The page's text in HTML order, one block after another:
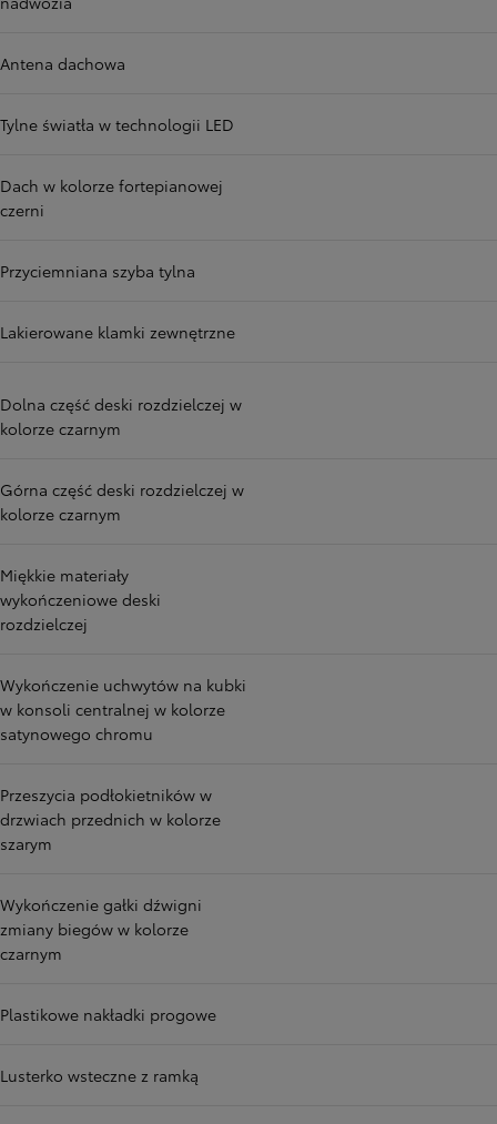
Antena dachowa
Tylne światła w technologii LED
Dach w kolorze fortepianowej
czerni
Przyciemniana szyba tylna
Lakierowane klamki zewnętrzne
Dolna część deski rozdzielczej w
kolorze czarnym
Górna część deski rozdzielczej w
kolorze czarnym
Miękkie materiały
wykończeniowe deski
rozdzielczej
Wykończenie uchwytów na kubki
w konsoli centralnej w kolorze
satynowego chromu
Przeszycia podłokietników w
drzwiach przednich w kolorze
szarym
Wykończenie gałki dźwigni
zmiany biegów w kolorze
czarnym
Plastikowe nakładki progowe
Lusterko wsteczne z ramką